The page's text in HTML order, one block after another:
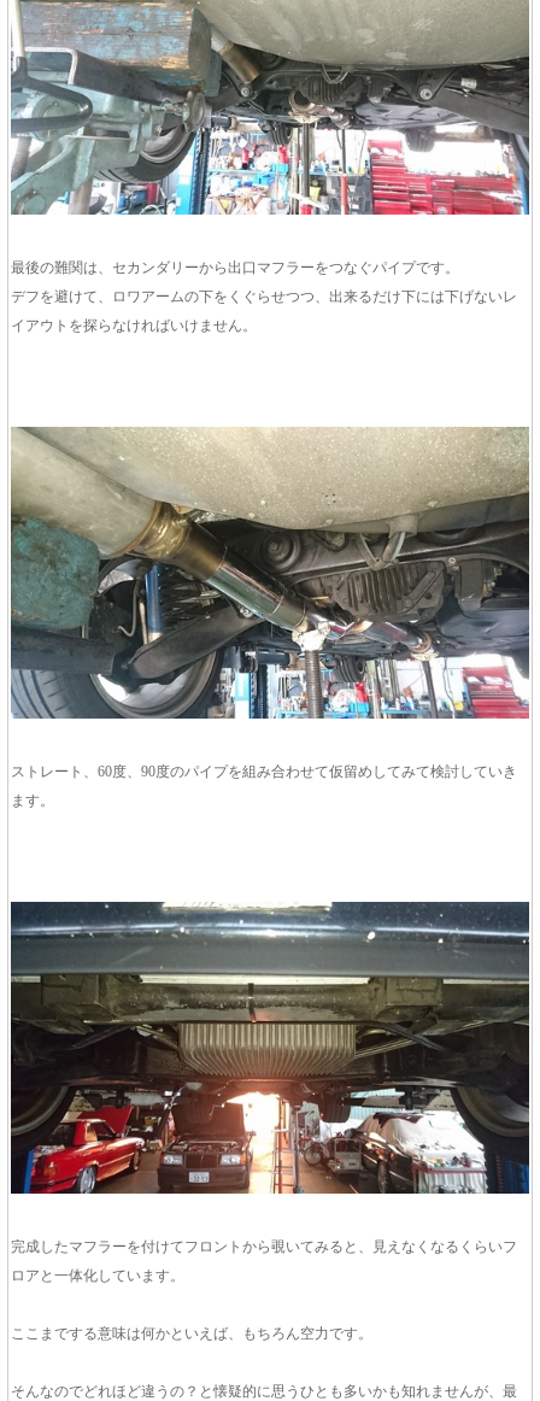
最後の難関は、セカンダリーから出口マフラーをつなぐパイプです。
デフを避けて、ロワアームの下をくぐらせつつ、出来るだけ下には下げないレ
イアウトを探らなければいけません。
ストレート、60度、90度のパイプを組み合わせて仮留めしてみて検討していき
ます。
完成したマフラーを付けてフロントから覗いてみると、見えなくなるくらいフ
ロアと一体化しています。
ここまでする意味は何かといえば、もちろん空力です。
そんなのでどれほど違うの？と懐疑的に思うひとも多いかも知れませんが、最